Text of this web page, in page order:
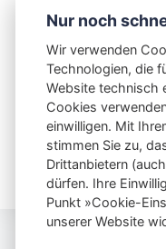
Wenn du ein
NÄCHSTER BEITRAG
Iaido Inhouse-
September –
Nur noch
Wir verwenden
Technologien, die
Website technisch
Cookies
einwilligen. Mit
stimmen Sie zu,
Drittanbietern
dürfen. Ihre
Punkt »Cookie-
unserer Website